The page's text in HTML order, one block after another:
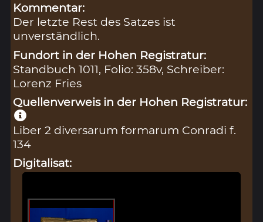
Kommentar:
Der letzte Rest des Satzes ist
unverständlich.
Fundort in der Hohen Registratur:
Standbuch 1011, Folio: 358v, Schreiber:
Lorenz Fries
Quellenverweis in der Hohen Registratur:
Liber 2 diversarum formarum Conradi f.
134
Digitalisat: